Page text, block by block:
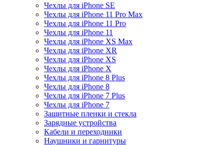
Чехлы для iPhone SE
Чехлы для iPhone 11 Pro Max
Чехлы для iPhone 11 Pro
Чехлы для iPhone 11
Чехлы для iPhone XS Max
Чехлы для iPhone XR
Чехлы для iPhone XS
Чехлы для iPhone X
Чехлы для iPhone 8 Plus
Чехлы для iPhone 8
Чехлы для iPhone 7 Plus
Чехлы для iPhone 7
Защитные пленки и стекла
Зарядные устройства
Кабели и переходники
Наушники и гарнитуры